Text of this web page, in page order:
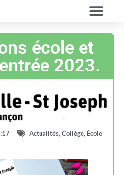
école et
2023.
Actualités,Collège, École